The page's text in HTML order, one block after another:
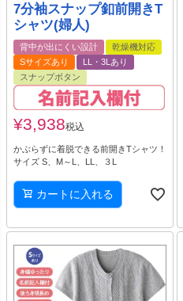
7分袖スナップ釦前開きT
シャツ(婦人)
背中が出にくい設計
乾燥機対応
Sサイズあり
LL・3Lあり
スナップボタン
¥3,938税込
かぶらずに着脱できる前開きTシャツ！
サイズ S、M～L、LL、３L
カートに入れる